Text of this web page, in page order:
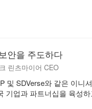
안을 주도하다
린츠마이어 CEO
및 SDVerse와 같은 이니
기업과 파트너십을 육성